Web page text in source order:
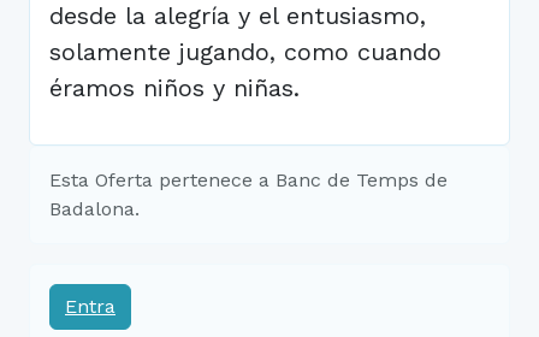
desde la alegría y el entusiasmo,
solamente jugando, como cuando
éramos niños y niñas.
Esta Oferta pertenece a Banc de Temps de
Badalona.
Entra